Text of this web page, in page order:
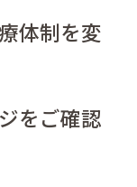
体制を変
をご確認